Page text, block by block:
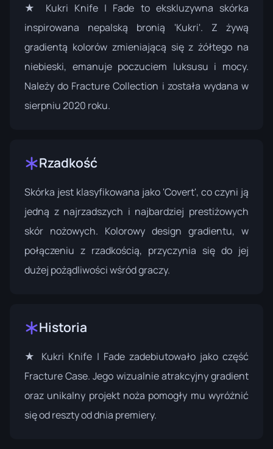
★ Kukri Knife | Fade to ekskluzywna skórka
inspirowana nepalską bronią 'Kukri'. Z żywą
gradientą kolorów zmieniającą się z żółtego na
niebieski, emanuje poczuciem luksusu i mocy.
Należy do Fracture Collection i została wydana w
sierpniu 2020 roku.
Rzadkość
Skórka jest klasyfikowana jako 'Covert', co czyni ją
jedną z najrzadszych i najbardziej prestiżowych
skór nożowych. Kolorowy design gradientu, w
połączeniu z rzadkością, przyczynia się do jej
dużej pożądliwości wśród graczy.
Historia
★ Kukri Knife | Fade zadebiutowało jako część
Fracture Case. Jego wizualnie atrakcyjny gradient
oraz unikalny projekt noża pomogły mu wyróżnić
się od reszty od dnia premiery.